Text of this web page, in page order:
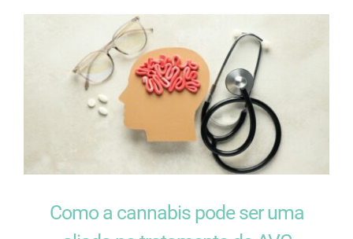
Como a cannabis pode ser uma